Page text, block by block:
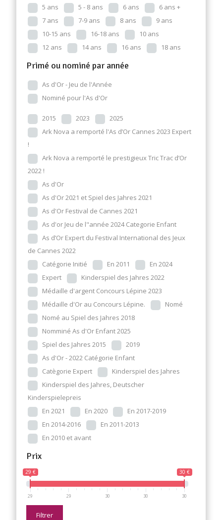
5 ans
5 - 8 ans 6 ans
6 ans +
7 ans
7-9 ans 8 ans
9 ans
10-15 ans
16-18 ans
10 ans
12 ans
14 ans 16 ans 18 ans
Primé ou nominé par année
As d'Or - Jeu de l'Année
Nominé pour l'As d'Or
2015 2023
2025
Ark Nova a remporté l'As d’Or Cannes 2023 Expert
!
Ark Nova a remporté le prestigieux Tric Trac d’Or
2022 !
As d'Or
As d'Or 2021 et Spiel des Jahres 2021
As d'Or Festival de Cannes 2021
As d'or Jeu de l"année 2024 Categorie Enfant
As d’Or Expert du Festival International des Jeux
de Cannes 2022
Catégorie Initié
En 2011
En 2024
Expert
Kinderspiel des Jahres 2022
Médaille d'argent Concours Lépine 2023
Médaille d'Or au Concours Lépine.
Nomé
Nomé au Spiel des Jahres 2018
Nomminé As d'Or Enfant 2025
Spiel des Jahres 2015
2019
As d'Or - 2022 Catégorie Enfant
Catègorie Expert
Kinderspiel des Jahres
Kinderspiel des Jahres, Deutscher
Kinderspielepreis
En 2021
En 2020
En 2017-2019
En 2014-2016
En 2011-2013
En 2010 et avant
Prix
29 € 30 €
29 29 30 30 30
Filtrer